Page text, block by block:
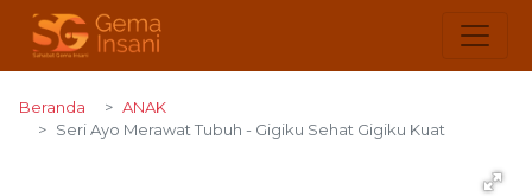
Beranda
ANAK
Seri Ayo Merawat Tubuh - Gigiku Sehat Gigiku Kuat